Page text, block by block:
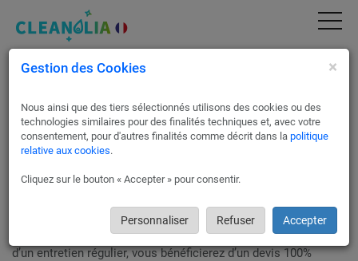
Nettoyage entrepôt Paris 3 | Devis Gratuit &
Nos partenaires s’occupent dunettoyage de vos entrepôts
Paris 3 !
Afin de garantir la sécurité de votre personnel ainsi que celle
un nettoyage par des professionnels formés aux normes
Des agents confirmés interviendront à la fréquence que vous
souhaitez. Qu’il s’agisse d’une remise en état ponctuelle ou
d’un entretien régulier, vous bénéficierez d’un devis 100%
Gestion des Cookies ×
Nous ainsi que des tiers sélectionnés utilisons des cookies ou des
technologies similaires pour des finalités techniques et, avec votre
consentement, pour d'autres finalités comme décrit dans la politique
relative aux cookies.
Cliquez sur le bouton « Accepter » pour consentir.
Personnaliser Refuser Accepter